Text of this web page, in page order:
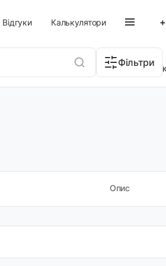
Відгуки Калькулятори
Фільтри
Опис